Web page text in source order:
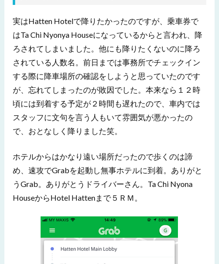
実はHatten Hotelで降りたかったのですが、乗車券で
はTa Chi Nyonya Houseになっているからと言われ、降
ろされてしまいました。他にも降りたくないのに降ろ
されている人数名。前日までは事務所でチェックイン
する際に降車場所の確認をしようと思っていたのです
が、忘れてしまったのが敗因でした。本来なら１２時
頃には到着する予定が２時間も遅れたので、車内では
スタッフに文句を言う人もいて雰囲気が悪かったの
で、おとなしく降りました笑。
ホテルからはかなり遠い場所だったので歩くのは諦
め、速攻でGrabを起動し無事ホテルに到着。ありがと
うGrab。ありがとうドライバーさん。Ta Chi Nyona
HouseからHotel Hattenまで５ＲＭ。